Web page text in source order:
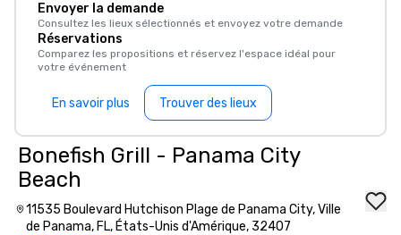
Envoyer la demande
Consultez les lieux sélectionnés et envoyez votre demande
Réservations
Comparez les propositions et réservez l'espace idéal pour
votre événement
En savoir plus Trouver des lieux
Bonefish Grill - Panama City
Beach
11535 Boulevard Hutchison Plage de Panama City, Ville
de Panama, FL, États-Unis d'Amérique, 32407